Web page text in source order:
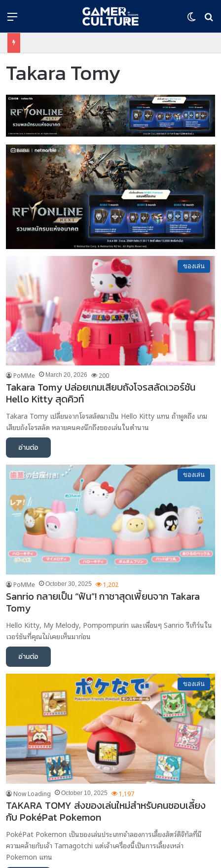
Takara Tomy
ของเล่น
PoMMe March 20, 2026 200
Takara Tomy ปล่อยเกมเสียบถังโจรสลัดเวอร์ชัน
Hello Kitty สุดคิวท์
Takara Tomy เปลี่ยนจากโจรสลัดมาเป็น Hello Kitty แทน ถ้าพูดถึง เกม
เสียบถังโจรสลัด หลายคนคงนึกถึงของเล่นในตำนาน
อ่านต่อ
ของเล่น
PoMMe October 30, 2025 1,202
Sanrio กลายเป็น “ฟัน”! กาชาสุดเพี้ยนจาก Takara
Tomy
Hello Kitty, My Melody, Pompompurin และเพื่อนๆ Sanrio รีเทิร์นใน
เวอร์ชันที่คุณไม่เคยเห็นมาก่อน
อ่านต่อ
ของเล่น
Now Loading October 10, 2025 1,197
TAKARA TOMY ส่งของเล่นใหม่สำหรับคนชอบเลี้ยง
กับ PokéPat Pokemon
PokéPat Pokemon เป็นของเล่นประเภทจำลองการเลี้ยงสัตว์ดิจิทัลที่มี
ความคล้ายกับเจ้า Tamagotchi แต่เจ้าเครื่องนี้เป็นการเลี้ยงเหล่า
Pokemon แทน